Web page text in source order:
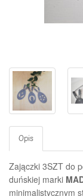
Opis
Zajączki 3SZT do
duńskiej marki
minimalistycznym